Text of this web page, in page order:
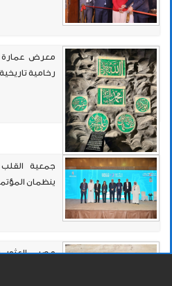
معرض عمارة
رخامية
جمعية
ينظمان
مصر.. العثور